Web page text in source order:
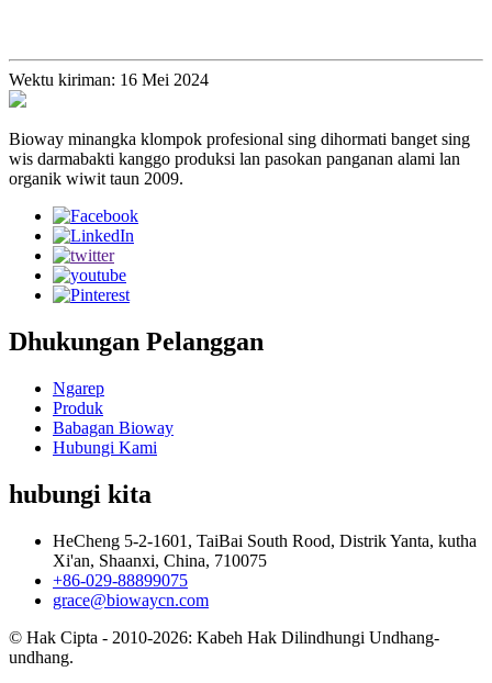
Wektu kiriman: 16 Mei 2024
Bioway minangka klompok profesional sing dihormati banget sing
wis darmabakti kanggo produksi lan pasokan panganan alami lan
organik wiwit taun 2009.
Dhukungan Pelanggan
Ngarep
Produk
Babagan Bioway
Hubungi Kami
hubungi kita
HeCheng 5-2-1601, TaiBai South Rood, Distrik Yanta, kutha
Xi'an, Shaanxi, China, 710075
+86-029-88899075
grace@biowaycn.com
© Hak Cipta - 2010-2026: Kabeh Hak Dilindhungi Undhang-
undhang.